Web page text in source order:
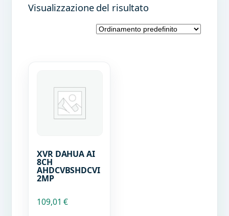
Visualizzazione del risultato
XVR DAHUA AI
8CH
AHDCVBSHDCVI
2MP
109,01€